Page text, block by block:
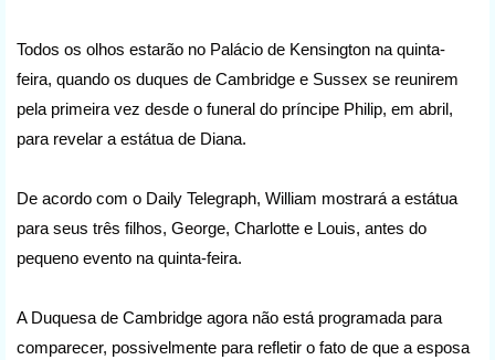
Todos os olhos estarão no Palácio de Kensington na quinta-
feira, quando os duques de Cambridge e Sussex se reunirem
pela primeira vez desde o funeral do príncipe Philip, em abril,
para revelar a estátua de Diana.
De acordo com o Daily Telegraph, William mostrará a estátua
para seus três filhos, George, Charlotte e Louis, antes do
pequeno evento na quinta-feira.
A Duquesa de Cambridge agora não está programada para
comparecer, possivelmente para refletir o fato de que a esposa